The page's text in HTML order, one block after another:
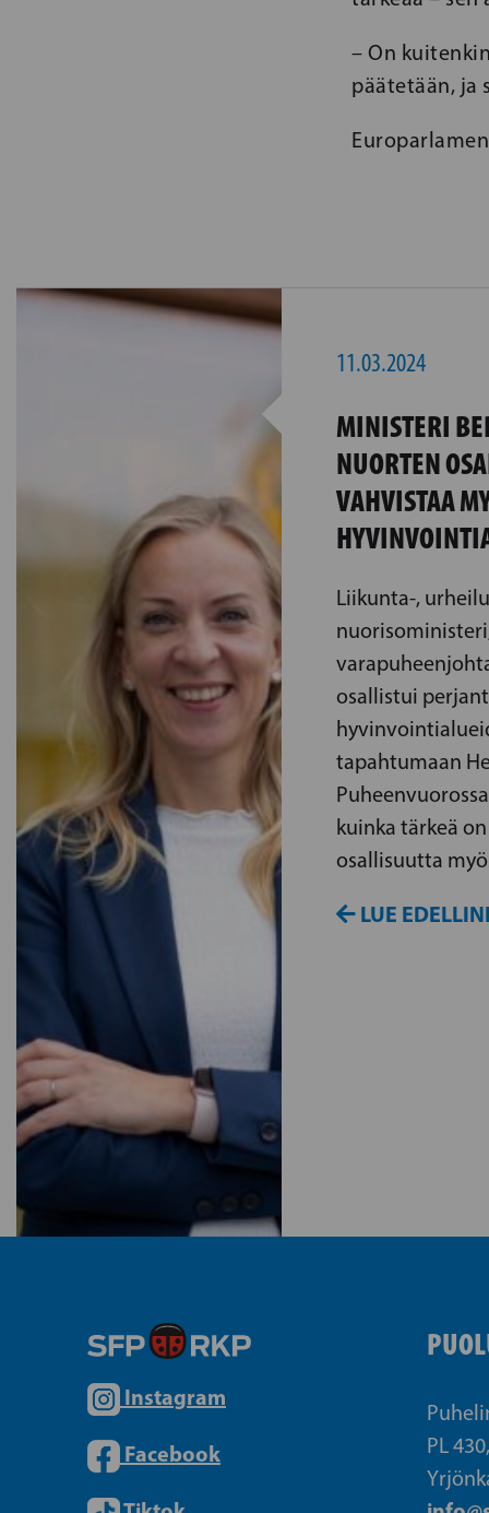
– On
päätetään, ja
11.03.2024
MINISTERI
NUORTEN
VAHVISTAA
Liikunta-,
osallistui
tapahtumaan
kuinka tärkeä
osallisuutta
LUE
Instagram
Facebook
PL